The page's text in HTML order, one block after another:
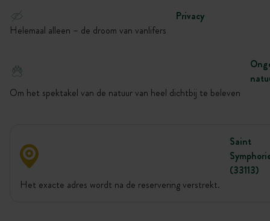
Privacy
Helemaal alleen – de droom van vanlifers
Om het spektakel van de natuur van heel dichtbij te beleven
Saint
(33113)
Het exacte adres wordt na de reservering verstrekt.